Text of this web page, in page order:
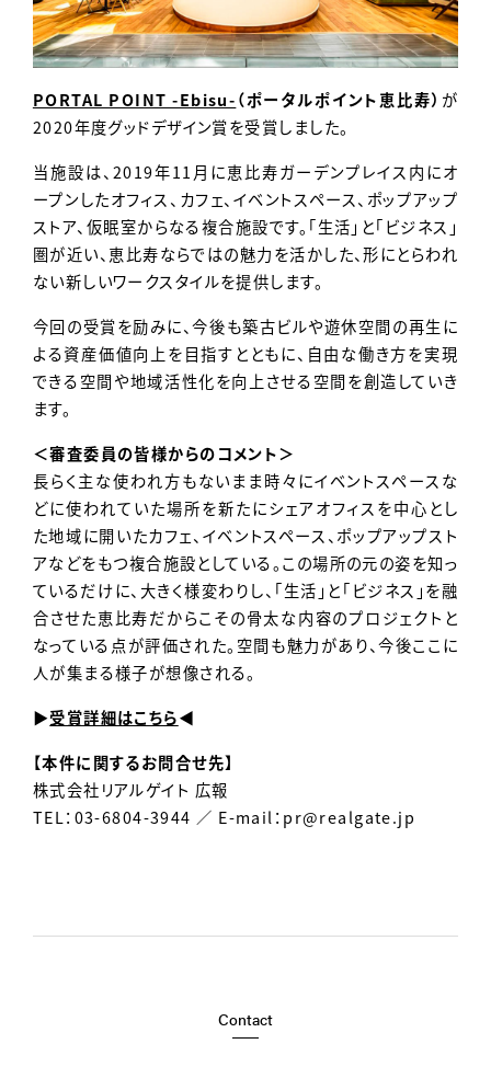
PORTAL POINT -Ebisu-（ポータルポイント恵比寿） が
2020年度グッドデザイン賞を受賞しました。
当施設は、2019年11月に恵比寿ガーデンプレイス内にオ
ープンしたオフィス、カフェ、イベントスペース、ポップアップ
ストア、仮眠室からなる複合施設です。「生活」と「ビジネス」
圏が近い、恵比寿ならではの魅力を活かした、形にとらわれ
ない新しいワークスタイルを提供します。
今回の受賞を励みに、今後も築古ビルや遊休空間の再生に
よる資産価値向上を目指すとともに、自由な働き方を実現
できる空間や地域活性化を向上させる空間を創造していき
ます。
＜審査委員の皆様からのコメント＞
長らく主な使われ方もないまま時々にイベントスペースな
どに使われていた場所を新たにシェアオフィスを中心とし
た地域に開いたカフェ、イベントスペース、ポップアップスト
アなどをもつ複合施設としている。この場所の元の姿を知っ
ているだけに、大きく様変わりし、「生活」と「ビジネス」を融
合させた恵比寿だからこその骨太な内容のプロジェクトと
なっている点が評価された。空間も魅力があり、今後ここに
人が集まる様子が想像される。
▶受賞詳細はこちら◀
【本件に関するお問合せ先】
株式会社リアルゲイト 広報
TEL：03-6804-3944 ／ E-mail： pr@realgate.jp
Contact